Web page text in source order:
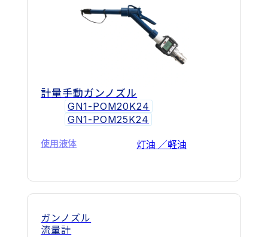
計量手動ガンノズル
GN1-POM20K24
GN1-POM25K24
使用液体 灯油 ／軽油
ガンノズル
流量計